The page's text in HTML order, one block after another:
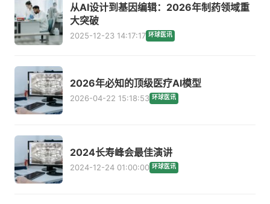
从AI设计到基因编辑：2026年制药领域重
大突破
2025-12-23 14:17:17 环球医讯
2026年必知的顶级医疗AI模型
2026-04-22 15:18:53 环球医讯
2024长寿峰会最佳演讲
2024-12-24 01:00:00 环球医讯